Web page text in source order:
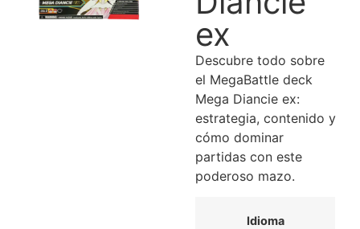
ex
Descubre todo sobre
el MegaBattle deck
Mega Diancie ex:
estrategia, contenido y
cómo dominar
partidas con este
poderoso mazo.
Idioma